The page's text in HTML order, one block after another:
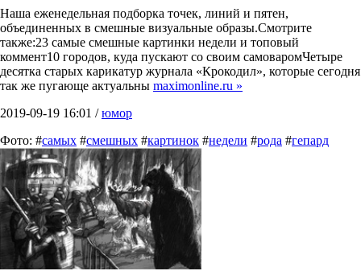
Наша еженедельная подборка точек, линий и пятен,
объединенных в смешные визуальные образы.Смотрите
также:23 самые смешные картинки недели и топовый
коммент10 городов, куда пускают со своим самоваромЧетыре
десятка старых карикатур журнала «Крокодил», которые сегодня
так же пугающе актуальны maximonline.ru »
2019-09-19 16:01 /юмор
Фото: #самых #смешных #картинок #недели #рода #гепард